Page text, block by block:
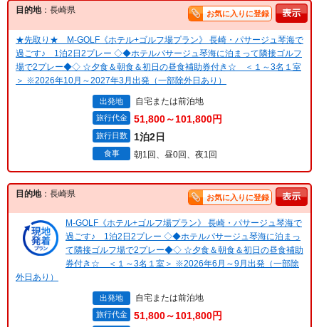
目的地：長崎県 お気に入りに登録
★先取り★ M-GOLF《ホテル+ゴルフ場プラン》 長崎・パサージュ琴海で
過ごす♪ 1泊2日2プレー ◇◆ホテルパサージュ琴海に泊まって隣接ゴルフ
場で2プレー◆◇ ☆夕食＆朝食＆初日の昼食補助券付き☆ ＜１～3名１室
＞ ※2026年10月～2027年3月出発（一部除外日あり）
出発地 自宅または前泊地
旅行代金 51,800～101,800円
旅行日数 1泊2日
食事 朝1回、昼0回、夜1回
目的地：長崎県 お気に入りに登録
M-GOLF《ホテル+ゴルフ場プラン》 長崎・パサージュ琴海で
過ごす♪ 1泊2日2プレー ◇◆ホテルパサージュ琴海に泊まっ
て隣接ゴルフ場で2プレー◆◇ ☆夕食＆朝食＆初日の昼食補助
券付き☆ ＜１～3名１室＞ ※2026年6月～9月出発（一部除
外日あり）
出発地 自宅または前泊地
旅行代金 51,800～101,800円